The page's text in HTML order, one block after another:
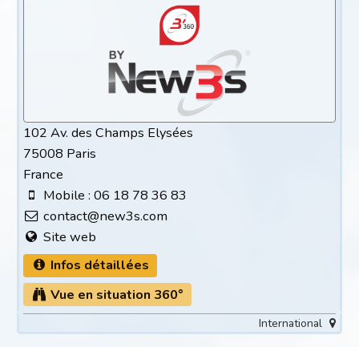
102 Av. des Champs Elysées
75008 Paris
France
Mobile : 06 18 78 36 83
contact@new3s.com
Site web
Infos détaillées
Vue en situation 360°
International